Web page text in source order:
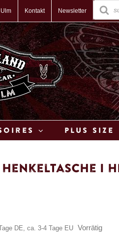
Kontakt Newsletter
Products
search
Plus Size
I
DE, ca. 3-4 Tage EU
Vorrätig